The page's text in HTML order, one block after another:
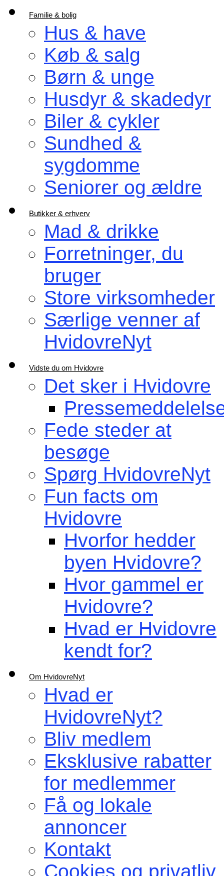
Familie & bolig
Hus & have
Køb & salg
Børn & unge
Husdyr & skadedyr
Biler & cykler
Sundhed &
sygdomme
Seniorer og ældre
Butikker & erhverv
Mad & drikke
Forretninger, du
bruger
Store virksomheder
Særlige venner af
HvidovreNyt
Vidste du om Hvidovre
Det sker i Hvidovre
Fede steder at
besøge
Spørg HvidovreNyt
Fun facts om
Hvidovre
Hvorfor hedder
byen Hvidovre?
Hvor gammel er
Hvidovre?
Hvad er Hvidovre
kendt for?
Om HvidovreNyt
Hvad er
HvidovreNyt?
Bliv medlem
Eksklusive rabatter
for medlemmer
Få og lokale
annoncer
Kontakt
Cookies og privatliv